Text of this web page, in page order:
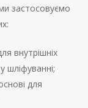
застосовуємо
внутрішніх
шліфуванні;
для